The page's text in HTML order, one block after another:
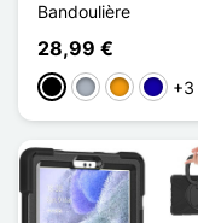
Bandoulière
28,99 €
Schwarz
GrauOrange +3